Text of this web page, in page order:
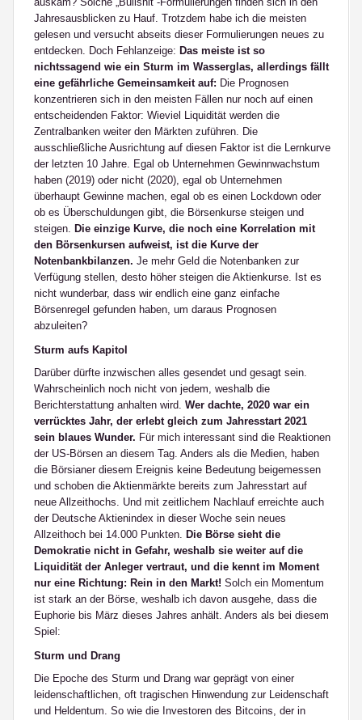
Jahresausblicken zu Hauf. Trotzdem habe ich die meisten
gelesen und versucht abseits dieser Formulierungen neues zu
entdecken. Doch Fehlanzeige: Das meiste ist so
nichtssagend wie ein Sturm im Wasserglas, allerdings fällt
eine gefährliche Gemeinsamkeit auf: Die Prognosen
konzentrieren sich in den meisten Fällen nur noch auf einen
entscheidenden Faktor: Wieviel Liquidität werden die
Zentralbanken weiter den Märkten zuführen. Die
ausschließliche Ausrichtung auf diesen Faktor ist die Lernkurve
der letzten 10 Jahre. Egal ob Unternehmen Gewinnwachstum
haben (2019) oder nicht (2020), egal ob Unternehmen
überhaupt Gewinne machen, egal ob es einen Lockdown oder
ob es Überschuldungen gibt, die Börsenkurse steigen und
steigen. Die einzige Kurve, die noch eine Korrelation mit
den Börsenkursen aufweist, ist die Kurve der
Notenbankbilanzen. Je mehr Geld die Notenbanken zur
Verfügung stellen, desto höher steigen die Aktienkurse. Ist es
nicht wunderbar, dass wir endlich eine ganz einfache
Börsenregel gefunden haben, um daraus Prognosen
abzuleiten?
Sturm aufs Kapitol
Darüber dürfte inzwischen alles gesendet und gesagt sein.
Wahrscheinlich noch nicht von jedem, weshalb die
Berichterstattung anhalten wird. Wer dachte, 2020 war ein
verrücktes Jahr, der erlebt gleich zum Jahresstart 2021
sein blaues Wunder. Für mich interessant sind die Reaktionen
der US-Börsen an diesem Tag. Anders als die Medien, haben
die Börsianer diesem Ereignis keine Bedeutung beigemessen
und schoben die Aktienmärkte bereits zum Jahresstart auf
neue Allzeithochs. Und mit zeitlichem Nachlauf erreichte auch
der Deutsche Aktienindex in dieser Woche sein neues
Allzeithoch bei 14.000 Punkten. Die Börse sieht die
Demokratie nicht in Gefahr, weshalb sie weiter auf die
Liquidität der Anleger vertraut, und die kennt im Moment
nur eine Richtung: Rein in den Markt! Solch ein Momentum
ist stark an der Börse, weshalb ich davon ausgehe, dass die
Euphorie bis März dieses Jahres anhält. Anders als bei diesem
Spiel:
Sturm und Drang
Die Epoche des Sturm und Drang war geprägt von einer
leidenschaftlichen, oft tragischen Hinwendung zur Leidenschaft
und Heldentum. So wie die Investoren des Bitcoins, der in